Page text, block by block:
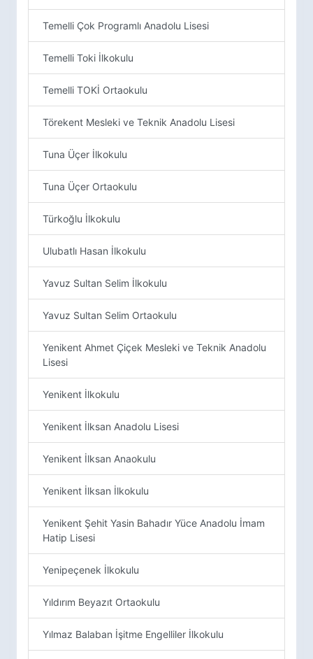
Temelli Çok Programlı Anadolu Lisesi
Temelli Toki İlkokulu
Temelli TOKİ Ortaokulu
Törekent Mesleki ve Teknik Anadolu Lisesi
Tuna Üçer İlkokulu
Tuna Üçer Ortaokulu
Türkoğlu İlkokulu
Ulubatlı Hasan İlkokulu
Yavuz Sultan Selim İlkokulu
Yavuz Sultan Selim Ortaokulu
Yenikent Ahmet Çiçek Mesleki ve Teknik Anadolu
Lisesi
Yenikent İlkokulu
Yenikent İlksan Anadolu Lisesi
Yenikent İlksan Anaokulu
Yenikent İlksan İlkokulu
Yenikent Şehit Yasin Bahadır Yüce Anadolu İmam
Hatip Lisesi
Yenipeçenek İlkokulu
Yıldırım Beyazıt Ortaokulu
Yılmaz Balaban İşitme Engelliler İlkokulu